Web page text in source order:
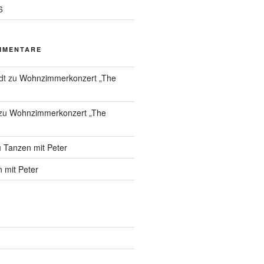
zu Wohnzimmerkonzert „The
Wohnzimmerkonzert „The
Tanzen mit Peter
mit Peter